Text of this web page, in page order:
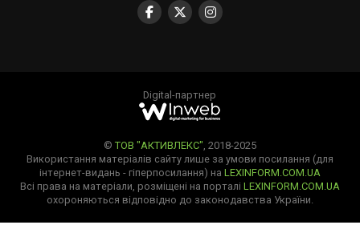
Digital-партнер
© ТОВ "АКТИВЛЕКС" , 2018-2025
Використання матеріалів сайту лише за умови посилання (для
інтернет-видань - гіперпосилання) на LEXINFORM.COM.UA
Всі права на матеріали, розміщені на порталі LEXINFORM.COM.UA
охороняються відповідно до законодавства України.